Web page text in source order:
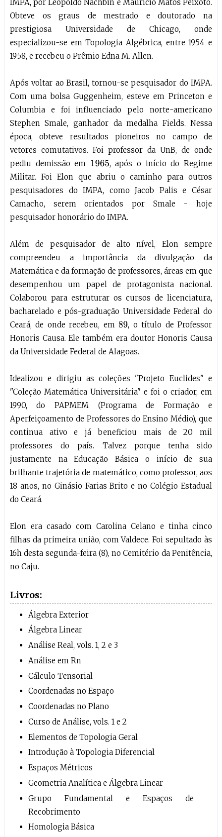
IMPA, por Leopoldo Nachbin e Maurício Matos Peixoto.
Obteve os graus de mestrado e doutorado na
prestigiosa Universidade de Chicago, onde
especializou-se em Topologia Algébrica, entre 1954 e
1958, e recebeu o Prêmio Edna M. Allen.
Após voltar ao Brasil, tornou-se pesquisador do IMPA.
Com uma bolsa Guggenheim, esteve em Princeton e
Columbia e foi influenciado pelo norte-americano
Stephen Smale, ganhador da medalha Fields. Nessa
época, obteve resultados pioneiros no campo de
vetores comutativos. Foi professor da UnB, de onde
pediu demissão em 1965 , após o início do Regime
Militar. Foi Elon que abriu o caminho para outros
pesquisadores do IMPA, como Jacob Palis e César
Camacho, serem orientados por Smale - hoje
pesquisador honorário do IMPA.
Além de pesquisador de alto nível, Elon sempre
compreendeu a importância da divulgação da
Matemática e da formação de professores, áreas em que
desempenhou um papel de protagonista nacional.
Colaborou para estruturar os cursos de licenciatura,
bacharelado e pós-graduação Universidade Federal do
Ceará, de onde recebeu, em 89, o título de Professor
Honoris Causa. Ele também era doutor Honoris Causa
da Universidade Federal de Alagoas.
Idealizou e dirigiu as coleções "Projeto Euclides" e
"Coleção Matemática Universitária" e foi o criador, em
1990, do PAPMEM (Programa de Formação e
Aperfeiçoamento de Professores do Ensino Médio), que
continua ativo e já beneficiou mais de 20 mil
professores do país. Talvez porque tenha sido
justamente na Educação Básica o início de sua
brilhante trajetória de matemático, como professor, aos
18 anos, no Ginásio Farias Brito e no Colégio Estadual
do Ceará.
Elon era casado com Carolina Celano e tinha cinco
filhas da primeira união, com Valdece. Foi sepultado às
16h desta segunda-feira (8), no Cemitério da Penitência,
no Caju.
Livros:
Álgebra Exterior
Álgebra Linear
Análise Real, vols. 1, 2 e 3
Análise em Rn
Cálculo Tensorial
Coordenadas no Espaço
Coordenadas no Plano
Curso de Análise, vols. 1 e 2
Elementos de Topologia Geral
Introdução à Topologia Diferencial
Espaços Métricos
Geometria Analítica e Álgebra Linear
Grupo Fundamental e Espaços de
Recobrimento
Homologia Básica